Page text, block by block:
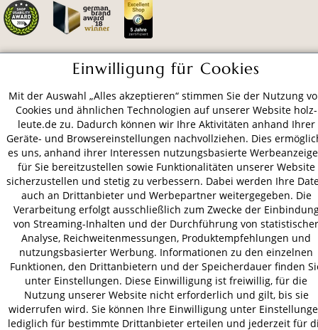
VERSAND
AGB Datenschutz
Impressum
© 2026 HOLZ-LEUTE
* Alle Preise inkl. gesetzl. Mehrwertsteuer zzgl.Versandkosten.
Einwilligung für Cookies
Mit der Auswahl „Alles akzeptieren“ stimmen Sie der Nutzung
Cookies und ähnlichen Technologien auf unserer Website holz-
leute.de zu. Dadurch können wir Ihre Aktivitäten anhand Ihrer
Geräte- und Browsereinstellungen nachvollziehen. Dies
es uns, anhand ihrer Interessen nutzungsbasierte
für Sie bereitzustellen sowie Funktionalitäten unserer Website
sicherzustellen und stetig zu verbessern. Dabei werden Ihre
auch an Drittanbieter und Werbepartner weitergegeben. Die
Verarbeitung erfolgt ausschließlich zum Zwecke der
von Streaming-Inhalten und der Durchführung von statistischer
Analyse, Reichweitenmessungen, Produktempfehlungen und
nutzungsbasierter Werbung. Informationen zu den einzelnen
Funktionen, den Drittanbietern und der Speicherdauer finden
unter Einstellungen. Diese Einwilligung ist freiwillig, für die
Nutzung unserer Website nicht erforderlich und gilt, bis sie
widerrufen wird. Sie können Ihre Einwilligung unter
lediglich für bestimmte Drittanbieter erteilen und jederzeit für